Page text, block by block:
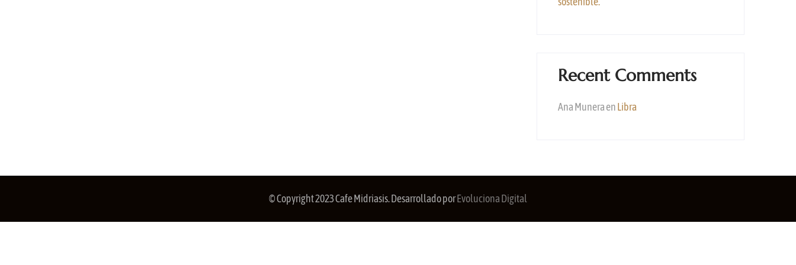
Recent Comments
Ana MuneraenLibra
© Copyright 2023 Cafe Midriasis. Desarrollado porEvoluciona Digital